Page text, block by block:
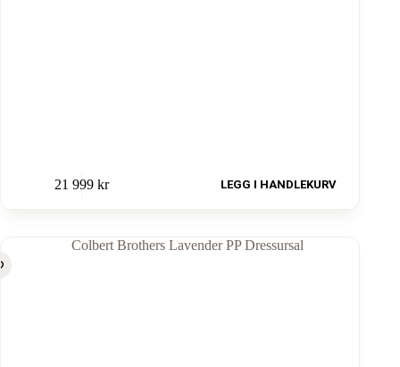
21 999 kr LEGG I HANDLEKURV